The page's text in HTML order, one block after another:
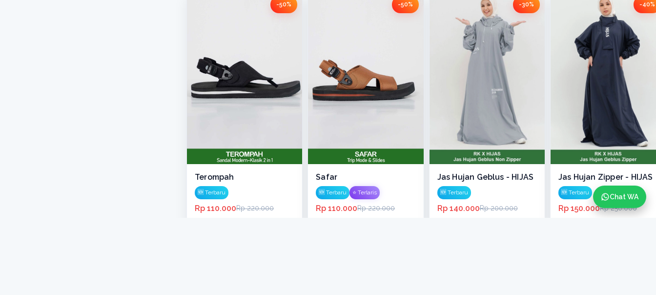
-50%
Terompah
🆕 Terbaru
Rp 110.000Rp 220.000
-50%
Safar
🆕 Terbaru ⭐ Terlaris
Rp 110.000Rp 220.000
-30%
Jas Hujan Geblus - HIJAS
🆕 Terbaru
Rp 140.000Rp 200.000
-40%
Jas Hujan Zipper - HIJAS
🆕 Terbaru
Rp 150.000Rp 250.000
Chat WA